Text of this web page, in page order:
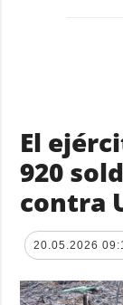
El
920
contra
20.05.2026